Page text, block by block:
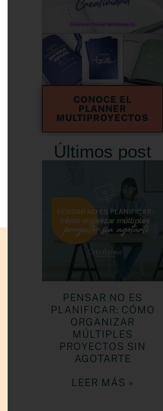
CONOCE EL
PLANNER
MULTIPROYECTOS
Últimos post
PENSAR NO ES
PLANIFICAR: CÓMO
ORGANIZAR
MÚLTIPLES
PROYECTOS SIN
AGOTARTE
LEER MÁS »